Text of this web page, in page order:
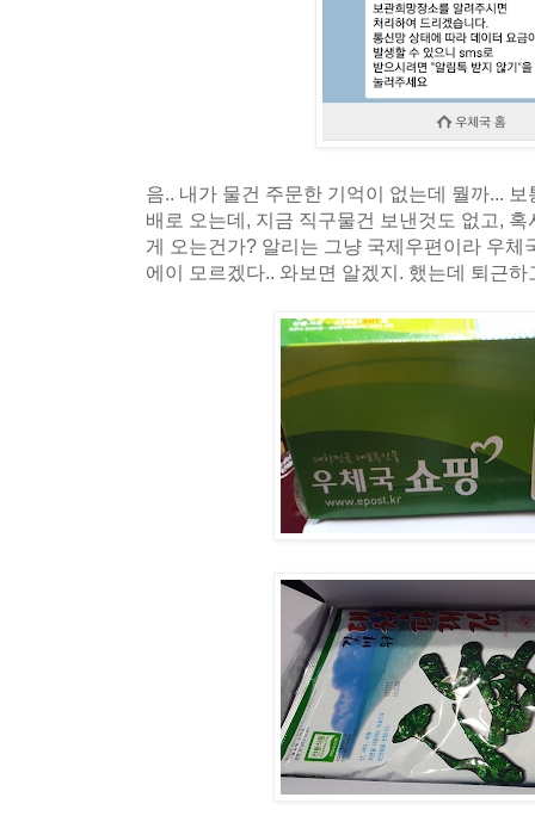
음.. 내가 물건 주문한 기억이 없는데 뭘까...
배로 오는데, 지금 직구물건 보낸것도 없고,
게 오는건가? 알리는 그냥 국제우편이라 우체
에이 모르겠다.. 와보면 알겠지. 했는데 퇴근